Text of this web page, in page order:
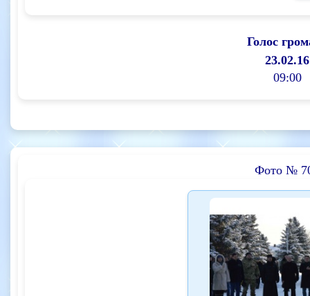
Голос
23.02.16
09:00
Фото №